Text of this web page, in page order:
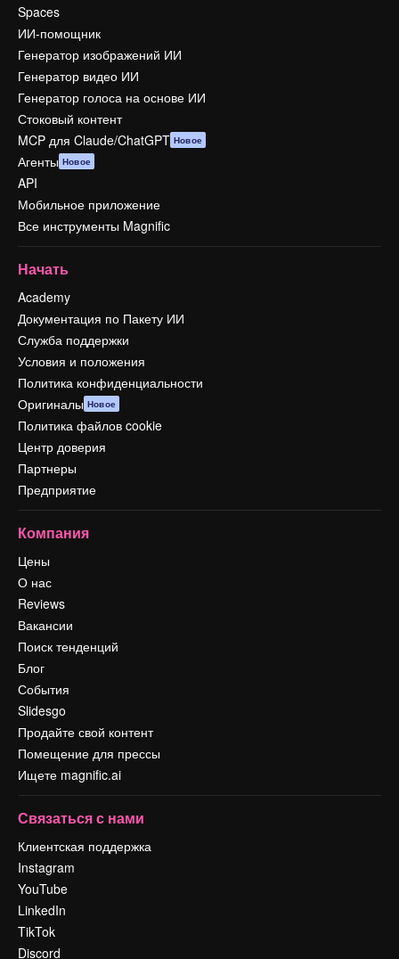
Spaces
ИИ-помощник
Генератор изображений ИИ
Генератор видео ИИ
Генератор голоса на основе ИИ
Стоковый контент
MCP для Claude/ChatGPT Новое
Агенты Новое
API
Мобильное приложение
Все инструменты Magnific
Начать
Academy
Документация по Пакету ИИ
Служба поддержки
Условия и положения
Политика конфиденциальности
Оригиналы Новое
Политика файлов cookie
Центр доверия
Партнеры
Предприятие
Компания
Цены
О нас
Reviews
Вакансии
Поиск тенденций
Блог
События
Slidesgo
Продайте свой контент
Помещение для прессы
Ищете magnific.ai
Связаться с нами
Клиентская поддержка
Instagram
YouTube
LinkedIn
TikTok
Discord